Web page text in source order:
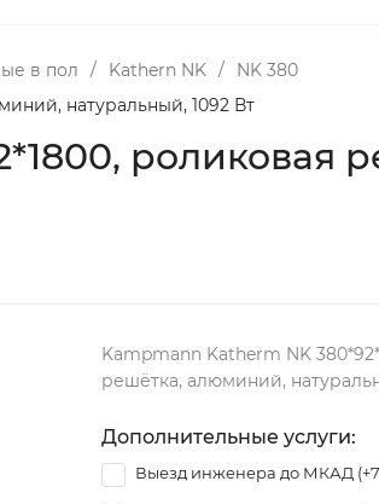
в пол / Kathern NK /
NK 380
натуральный, 1092 Вт
роликовая
Kampmann Katherm NK
решётка, алюминий,
Дополнительные услуги:
Выезд инженера до МКАД (+